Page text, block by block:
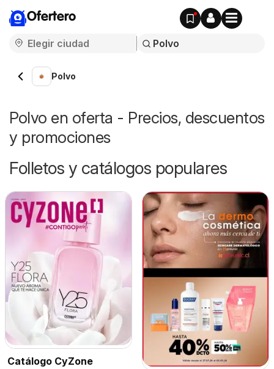
Ofertero
Polvo
Polvo en oferta - Precios, descuentos
y promociones
Folletos y catálogos populares
Catálogo CyZone